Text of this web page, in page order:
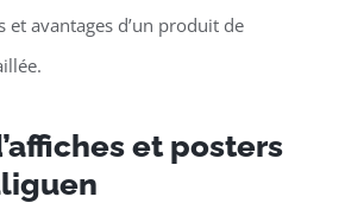
et avantages d’un produit de
et posters